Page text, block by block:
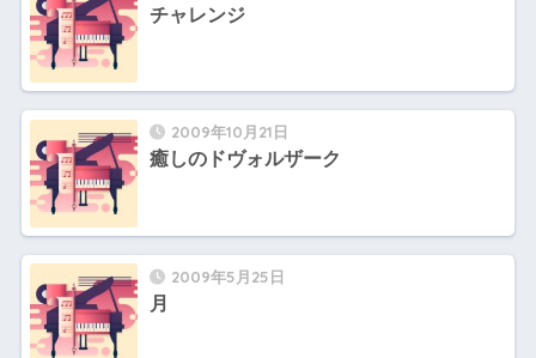
チャレンジ
2009年10月21日
癒しのドヴォルザーク
2009年5月25日
月